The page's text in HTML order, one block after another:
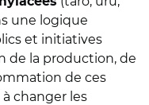
une logique
et initiatives
de la production, de
de ces
changer les